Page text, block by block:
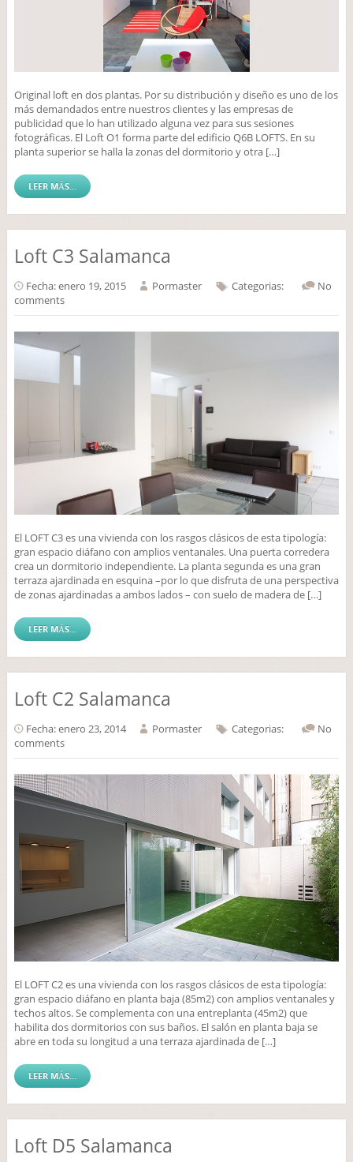
Original loft en dos plantas. Por su distribución y diseño es uno de los
más demandados entre nuestros clientes y las empresas de
publicidad que lo han utilizado alguna vez para sus sesiones
fotográficas. El Loft O1 forma parte del edificio Q6B LOFTS. En su
planta superior se halla la zonas del dormitorio y otra […]
LEER MÁS...
Loft C3 Salamanca
Fecha: enero 19, 2015 Pormaster Categorias:
No
comments
El LOFT C3 es una vivienda con los rasgos clásicos de esta tipología:
gran espacio diáfano con amplios ventanales. Una puerta corredera
crea un dormitorio independiente. La planta segunda es una gran
terraza ajardinada en esquina –por lo que disfruta de una perspectiva
de zonas ajardinadas a ambos lados – con suelo de madera de […]
LEER MÁS...
Loft C2 Salamanca
Fecha: enero 23, 2014 Pormaster Categorias:
No
comments
El LOFT C2 es una vivienda con los rasgos clásicos de esta tipología:
gran espacio diáfano en planta baja (85m2) con amplios ventanales y
techos altos. Se complementa con una entreplanta (45m2) que
habilita dos dormitorios con sus baños. El salón en planta baja se
abre en toda su longitud a una terraza ajardinada de […]
LEER MÁS...
Loft D5 Salamanca